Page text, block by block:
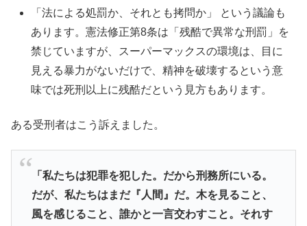
「法による処罰か、それとも拷問か」 という議論も
あります。憲法修正第8条は「残酷で異常な刑罰」を
禁じていますが、スーパーマックスの環境は、目に
見える暴力がないだけで、精神を破壊するという意
味では死刑以上に残酷だという見方もあります。
ある受刑者はこう訴えました。
「私たちは犯罪を犯した。だから刑務所にいる。
だが、私たちはまだ『人間』だ。木を見ること、
風を感じること、誰かと一言交わすこと。それす